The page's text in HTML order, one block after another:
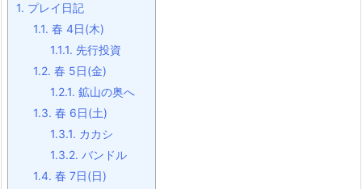
1. プレイ日記
1.1. 春 4日(木)
1.1.1. 先行投資
1.2. 春 5日(金)
1.2.1. 鉱山の奥へ
1.3. 春 6日(土)
1.3.1. カカシ
1.3.2. バンドル
1.4. 春 7日(日)